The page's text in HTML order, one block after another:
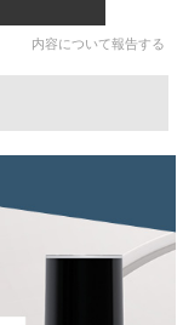
内容について報告する